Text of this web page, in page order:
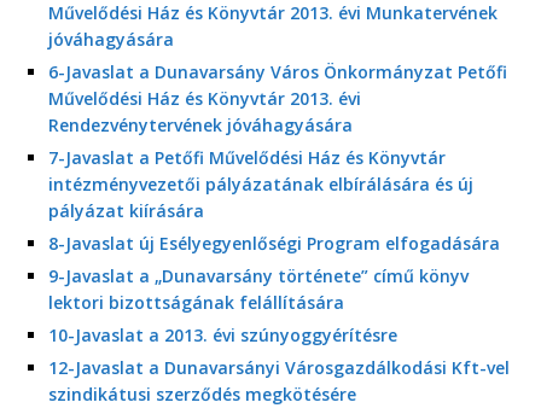
Művelődési Ház és Könyvtár 2013. évi Munkatervének
jóváhagyására
6-Javaslat a Dunavarsány Város Önkormányzat Petőfi
Művelődési Ház és Könyvtár 2013. évi
Rendezvénytervének jóváhagyására
7-Javaslat a Petőfi Művelődési Ház és Könyvtár
intézményvezetői pályázatának elbírálására és új
pályázat kiírására
8-Javaslat új Esélyegyenlőségi Program elfogadására
9-Javaslat a „Dunavarsány története” című könyv
lektori bizottságának felállítására
10-Javaslat a 2013. évi szúnyoggyérítésre
12-Javaslat a Dunavarsányi Városgazdálkodási Kft-vel
szindikátusi szerződés megkötésére